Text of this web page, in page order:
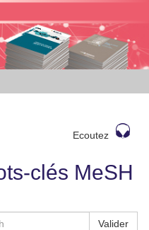
Ecoutez
clés MeSH
Valider